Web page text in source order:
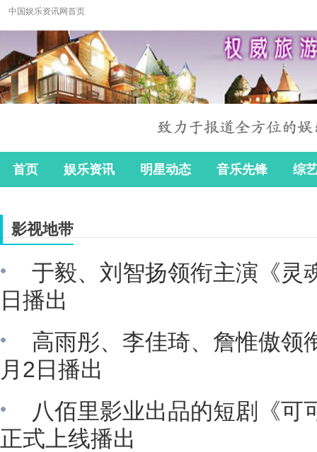
中国娱乐资讯网首页
首页 娱乐资讯 明星动态 音乐先锋 综
影视地带
于毅、刘智扬领衔主演《灵
日播出
高雨彤、李佳琦、詹惟傲领
月2日播出
八佰里影业出品的短剧《可
正式上线播出